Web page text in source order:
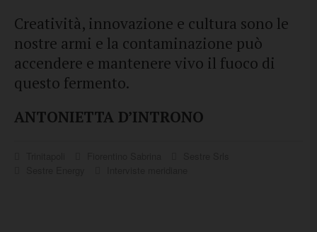
Creatività, innovazione e cultura sono le
nostre armi e la contaminazione può
accendere e mantenere vivo il fuoco di
questo fermento.
ANTONIETTA D’INTRONO